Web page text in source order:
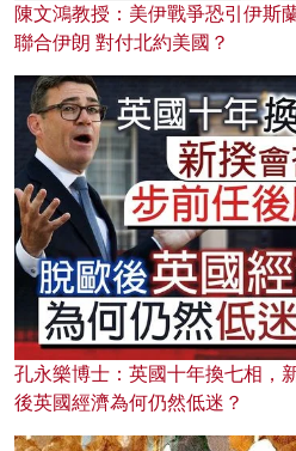
陳文鴻教授：美伊戰爭恐引伊斯
聯合伊朗 對付北約美國？
孔永樂博士：英國十年換七相，
後英國經濟為何仍然低迷？